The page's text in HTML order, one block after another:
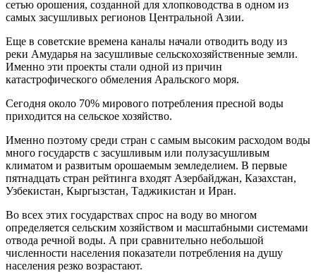
сетью орошения, созданной для хлопководства в одном из
самых засушливых регионов Центральной Азии.
Еще в советские времена каналы начали отводить воду из
реки Амударья на засушливые сельскохозяйственные земли.
Именно эти проекты стали одной из причин
катастрофического обмеления Аральского моря.
Сегодня около 70% мирового потребления пресной воды
приходится на сельское хозяйство.
Именно поэтому среди стран с самым высоким расходом воды
много государств с засушливым или полузасушливым
климатом и развитым орошаемым земледелием. В первые
пятнадцать стран рейтинга входят Азербайджан, Казахстан,
Узбекистан, Кыргызстан, Таджикистан и Иран.
Во всех этих государствах спрос на воду во многом
определяется сельским хозяйством и масштабными системами
отвода речной воды. А при сравнительно небольшой
численности населения показатели потребления на душу
населения резко возрастают.